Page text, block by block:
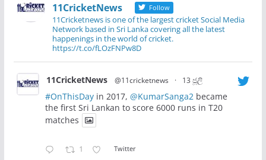
11CricketNews Follow
11Cricketnews is one of the largest cricket Social Media
Network based in Sri Lanka covering all the latest
happenings in the world of cricket.
https://t.co/fLOzFNPw8D
11CricketNews @11cricketnews · 13 ජූලි
#OnThisDayin 2017, @KumarSanga2 became
the first Sri Lankan to score 6000 runs in T20
matches
1 Twitter